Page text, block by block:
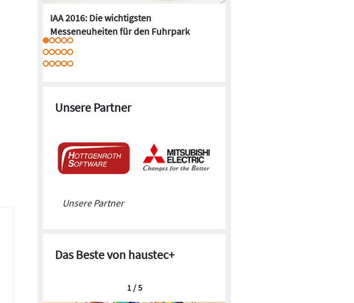
IAA 2016: Die wichtigsten
Messeneuheiten für den Fuhrpark
Unsere Partner
Unsere Partner
Das Beste von haustec+
1 / 5